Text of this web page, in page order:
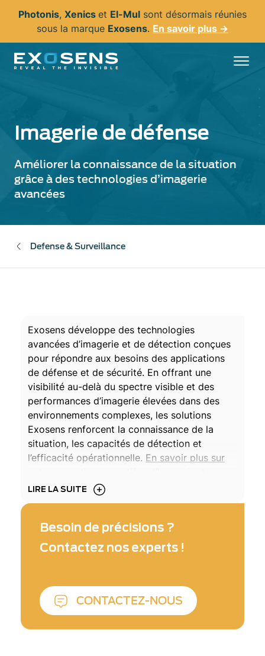
principal
Photonis, Xenics et El-Mul sont désormais réunies
sous la marque Exosens. En savoir plus →
Imagerie de défense
Améliorer la connaissance de la situation
grâce à des technologies d’imagerie
avancées
Defense & Surveillance
Exosens développe des technologies
avancées d’imagerie et de détection conçues
pour répondre aux besoins des applications
de défense et de sécurité. En offrant une
visibilité au-delà du spectre visible et des
performances d’imagerie élevées dans des
environnements complexes, les solutions
Exosens renforcent la connaissance de la
situation, les capacités de détection et
l’efficacité opérationnelle. En savoir plus sur
défense ↓
LIRE LA SUITE
Besoin de précisions ?
Contactez nos experts !
CONTACTEZ-NOUS